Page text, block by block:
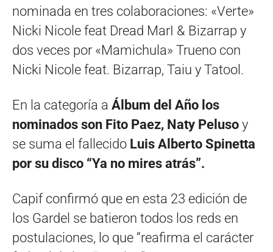
nominada en tres colaboraciones: «Verte»
Nicki Nicole feat Dread MarI & Bizarrap y
dos veces por «Mamichula» Trueno con
Nicki Nicole feat. Bizarrap, Taiu y Tatool.
En la categoría a Álbum del Año los
nominados son Fito Paez, Naty Peluso y
se suma el fallecido Luis Alberto Spinetta
por su disco “Ya no mires atrás”.
Capif confirmó que en esta 23 edición de
los Gardel se batieron todos los reds en
postulaciones, lo que “reafirma el carácter